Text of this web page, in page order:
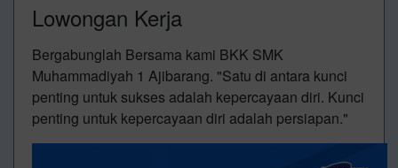
Lowongan Kerja
Bergabunglah Bersama kami BKK SMK
Muhammadiyah 1 Ajibarang. "Satu di antara kunci
penting untuk sukses adalah kepercayaan diri. Kunci
penting untuk kepercayaan diri adalah persiapan."